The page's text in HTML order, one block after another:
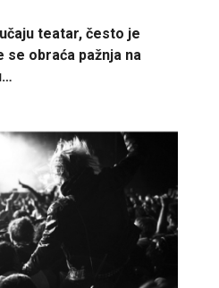
teatar, često je
obraća pažnja na